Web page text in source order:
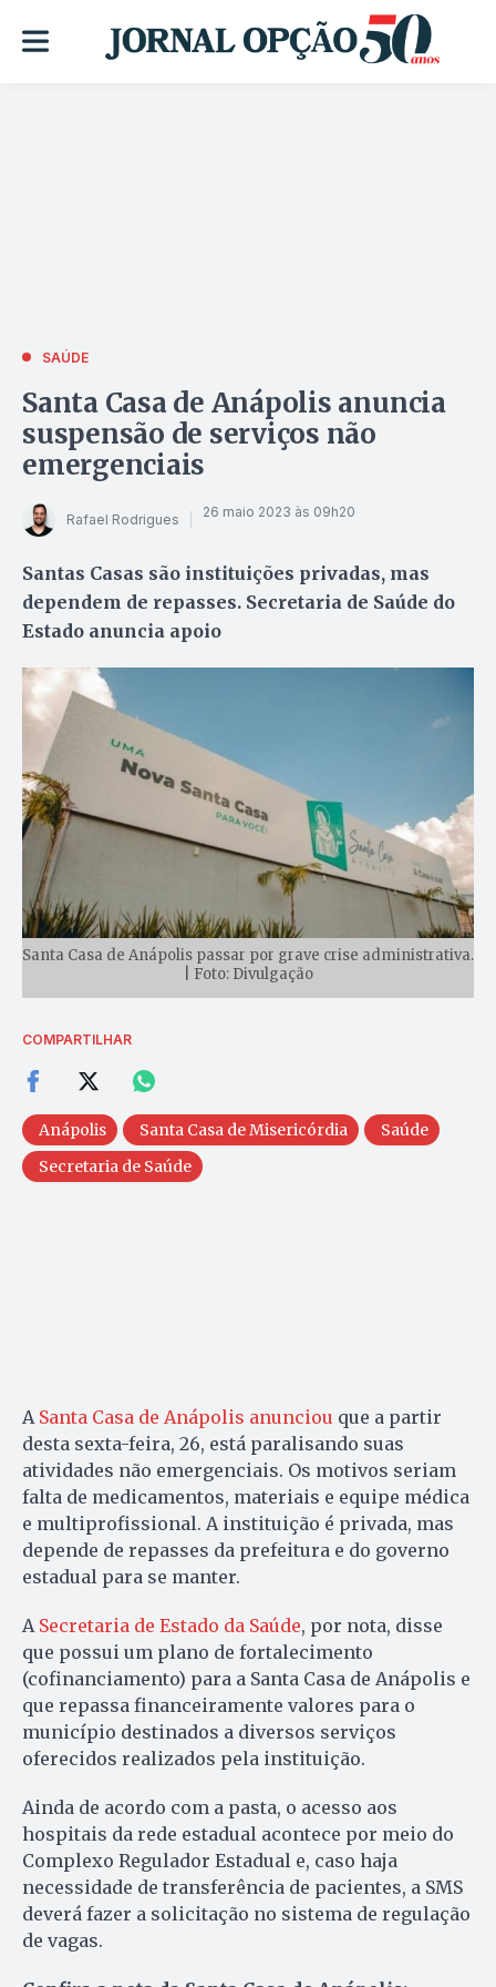
SAÚDE
Santa Casa de Anápolis anuncia
suspensão de serviços não
emergenciais
Rafael Rodrigues 26 maio 2023 às 09h20
Santas Casas são instituições privadas, mas
dependem de repasses. Secretaria de Saúde do
Estado anuncia apoio
Santa Casa de Anápolis passar por grave crise administrativa.
| Foto: Divulgação
COMPARTILHAR
Anápolis Santa Casa de Misericórdia
Saúde
Secretaria de Saúde
A Santa Casa de Anápolis anunciou que a partir
desta sexta-feira, 26, está paralisando suas
atividades não emergenciais. Os motivos seriam
falta de medicamentos, materiais e equipe médica
e multiprofissional. A instituição é privada, mas
depende de repasses da prefeitura e do governo
estadual para se manter.
A Secretaria de Estado da Saúde, por nota, disse
que possui um plano de fortalecimento
(cofinanciamento) para a Santa Casa de Anápolis e
que repassa financeiramente valores para o
município destinados a diversos serviços
oferecidos realizados pela instituição.
Ainda de acordo com a pasta, o acesso aos
hospitais da rede estadual acontece por meio do
Complexo Regulador Estadual e, caso haja
necessidade de transferência de pacientes, a SMS
deverá fazer a solicitação no sistema de regulação
de vagas.